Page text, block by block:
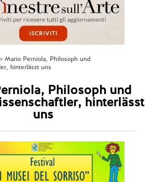
Mario Perniola, Philosoph und
hinterlässt uns
Philosoph und
hinterlässt
uns